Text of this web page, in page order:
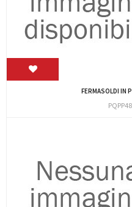
FERMASOLDI IN